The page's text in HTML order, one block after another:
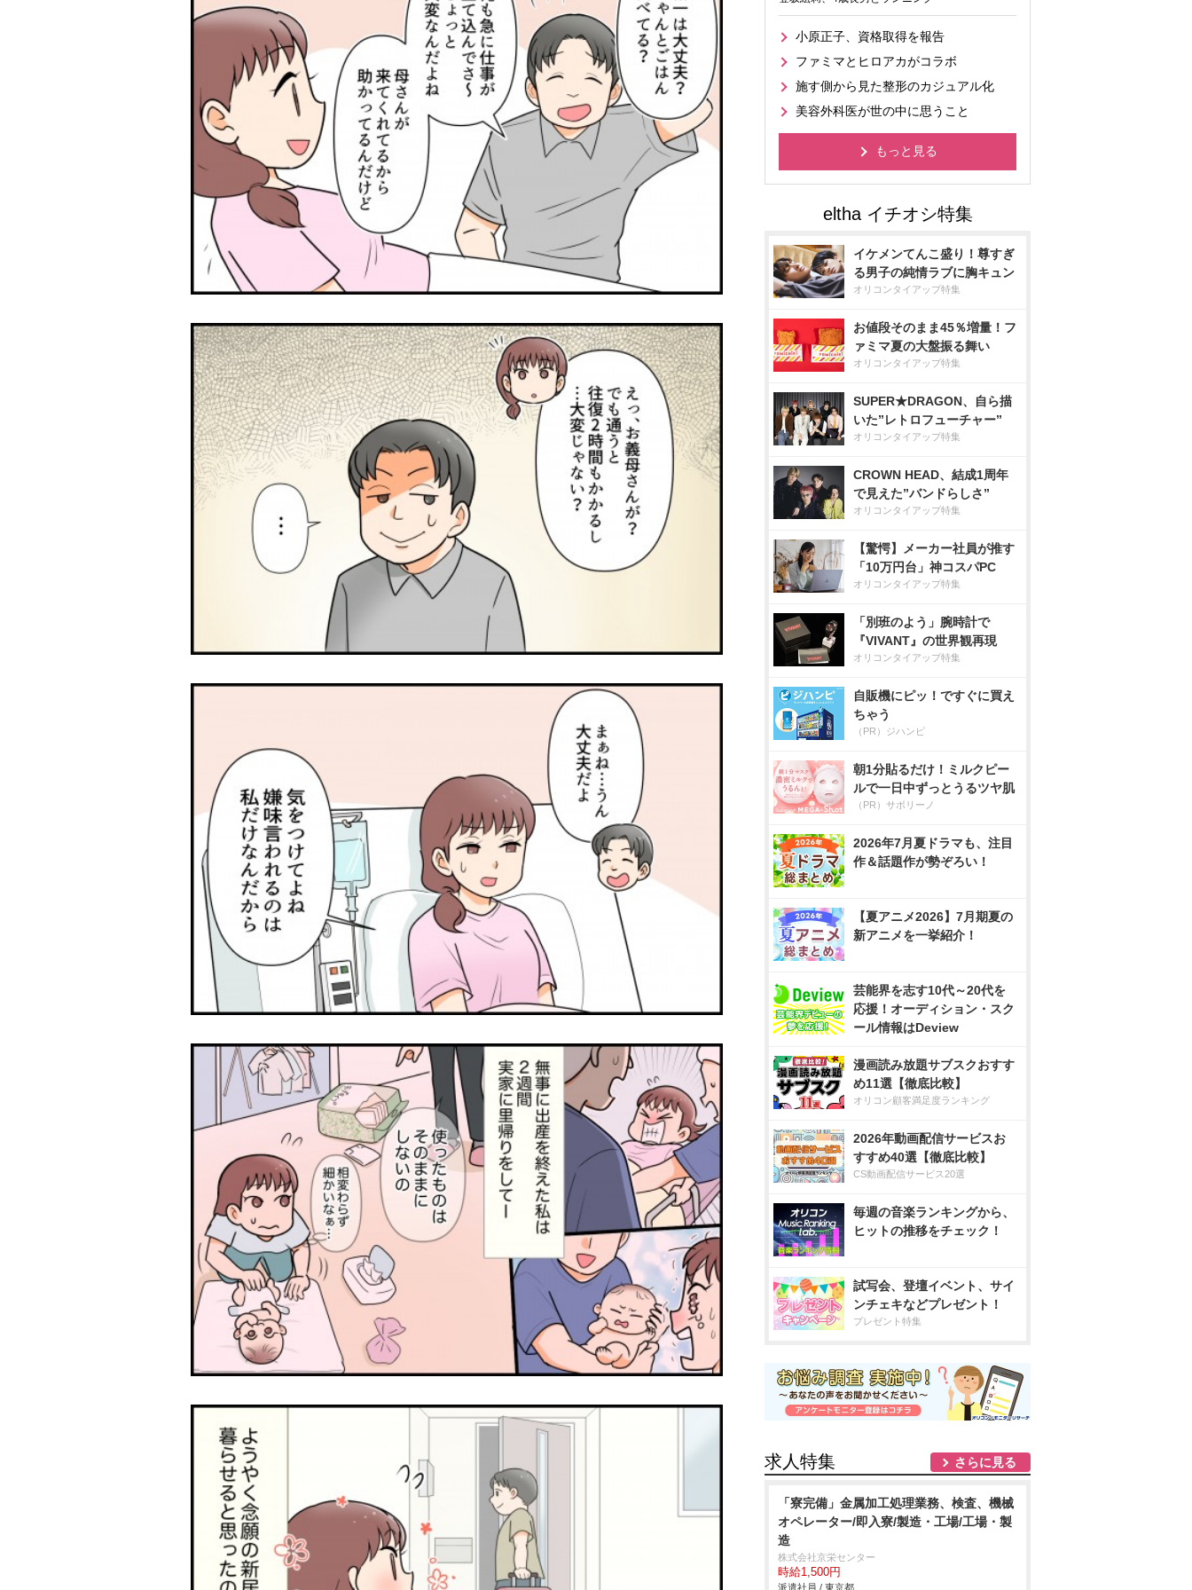
小原正子、資格取得を報告
ファミマとヒロアカがコラボ
施す側から見た整形のカジュアル化
美容外科医が世の中に思うこと
もっと見る
イケメンてんこ盛り！尊すぎ
る男子の純情ラブに胸キュン
オリコンタイアップ特集
お値段そのまま45％増量！フ
ァミマ夏の大盤振る舞い
オリコンタイアップ特集
SUPER★DRAGON、自ら描
いた”レトロフューチャー”
オリコンタイアップ特集
CROWN HEAD、結成1周年
で見えた”バンドらしさ”
オリコンタイアップ特集
【驚愕】メーカー社員が推す
「10万円台」神コスパPC
オリコンタイアップ特集
「別班のよう」腕時計で
『VIVANT』の世界観再現
オリコンタイアップ特集
自販機にピッ！ですぐに買え
ちゃう
（PR）ジハンピ
朝1分貼るだけ！ミルクピー
ルで一日中ずっとうるツヤ肌
（PR）サボリーノ
2026年7月夏ドラマも、注目
作＆話題作が勢ぞろい！
【夏アニメ2026】7月期夏の
新アニメを一挙紹介！
芸能界を志す10代～20代を
応援！オーディション・スク
ール情報はDeview
漫画読み放題サブスクおすす
め11選【徹底比較】
オリコン顧客満足度ランキング
2026年動画配信サービスお
すすめ40選【徹底比較】
CS動画配信サービス20選
毎週の音楽ランキングから、
ヒットの推移をチェック！
試写会、登壇イベント、サイ
ンチェキなどプレゼント！
プレゼント特集
求人特集 さらに見る
「寮完備」金属加工処理業務、検査、機械
オペレーター/即入寮/製造・工場/工場・製
造
株式会社京栄センター
時給1,500円
派遣社員 / 東京都